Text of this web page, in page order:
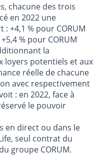
chacune des trois
en 2022 une
+4,1 % pour CORUM
% pour CORUM
la
loyers potentiels et aux
réelle de chacune
avec respectivement
: en 2022, face à
le pouvoir
en direct ou dans le
seul contrat du
groupe CORUM.